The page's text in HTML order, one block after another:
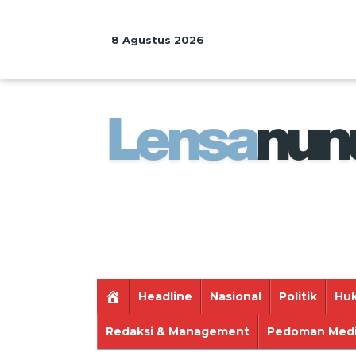
8 Agustus 2026
Headline Nasional Politik
Redaksi & Management Pedoman